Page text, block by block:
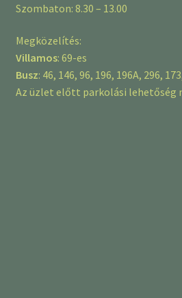
Szombaton: 8.30 – 13.00
Megközelítés:
Villamos: 69-es
Busz: 46, 146, 96, 196, 196A, 296,
Az üzlet előtt parkolási lehetőség